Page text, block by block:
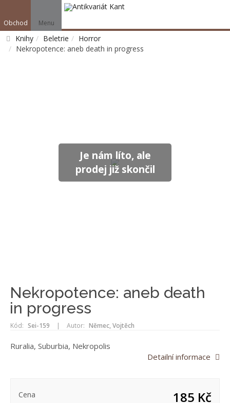
Obchod Menu
Knihy Beletrie
Horror
Nekropotence: aneb death in progress
Je nám líto, ale
prodej již skončil
Nekropotence: aneb death
in progress
Kód: Sei-159 | Autor: Němec, Vojtěch
Ruralia, Suburbia, Nekropolis
Detailní informace
Cena 185 Kč